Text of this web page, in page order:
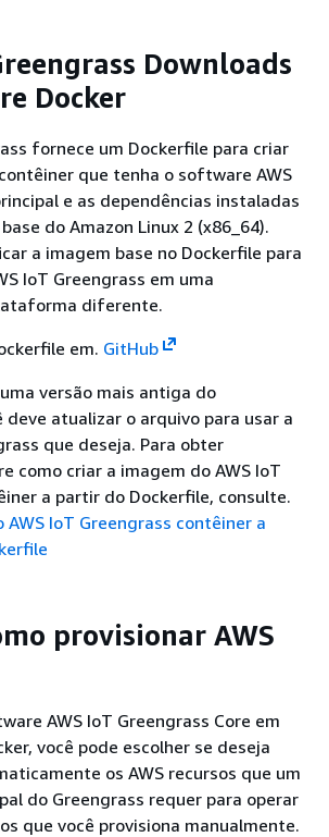
Downloads
Docker
fornece um Dockerfile para criar
que tenha o software AWS
e as dependências instaladas
do Amazon Linux 2 (x86_64).
a imagem base no Dockerfile para
IoT Greengrass em uma
diferente.
em. GitHub
versão mais antiga do
deve atualizar o arquivo para usar a
que deseja. Para obter
como criar a imagem do AWS IoT
a partir do Dockerfile, consulte.
AWS IoT Greengrass contêiner a
provisionar AWS
AWS IoT Greengrass Core em
você pode escolher se deseja
os AWS recursos que um
do Greengrass requer para operar
que você provisiona manualmente.